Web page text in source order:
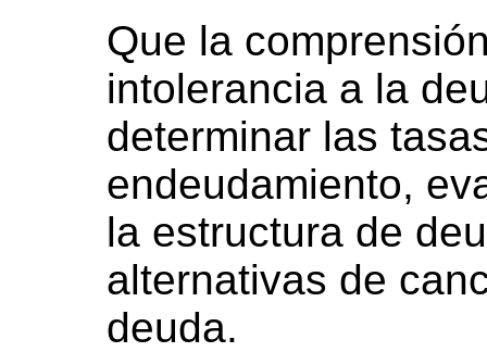
Que la
intolerancia a la
determinar las
endeudamiento,
la estructura de
alternativas de
deuda.